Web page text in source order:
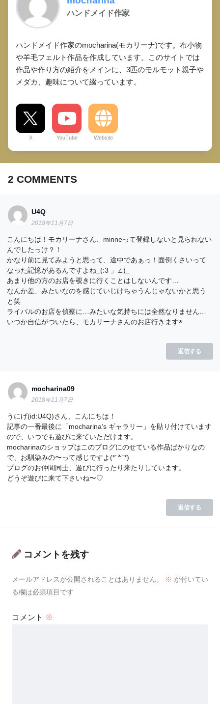
ハンドメイド作家
ハンドメイド作家のmocharina(モカリーナ)です。布小物
や羊毛フェルト作品を作成しています。このサイトでは
作品や作り方の紹介をメインに、3匹のモルモット親子や
メダカ、趣味について綴っています。
X YouTube Website
2 COMMENTS
U4Q
2018年11月7日
こんにちは！モカリーナさん、minneって登録しないと見られない
んでしたっけ？！
かなり前に見てみようと思って、途中であぁっ！面倒くさいって
なった記憶があるんですよね_(:3 」∠)_
あまり他の方のお店を覗きに行くことはしないんです…
なんか差、みたいなのを感じていじけちゃうんじゃないかと思う
と笑
ライバルのお店を偵察に…みたいな気持ちには全然なりません…
いつか自信がついたら、モカリーナさんのお店行きます◉
返信する
mocharina09
2018年11月7日
うにげ(id:U4Q)さん、こんにちは！
記事の一番最後に「mocharina’s ギャラリー」を貼り付けています
ので、いつでも遊びに来ていただけます。
mocharinaのショップはこのブログにのせている作品ばかりなの
で、お馴染みの〜って感じですよ(*´꒳`*)
ブログのお仲間同士、遊びに行ったり来たりしています。
どうぞ遊びに来て下さいね〜♡
返信する
コメントを残す
メールアドレスが公開されることはありません。 ※ が付いてい
る欄は必須項目です
コメント ※